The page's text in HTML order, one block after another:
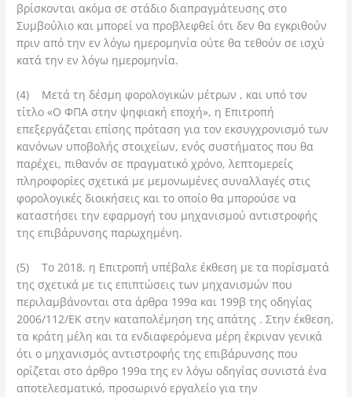
βρίσκονται ακόμα σε στάδιο διαπραγμάτευσης στο
Συμβούλιο και μπορεί να προβλεφθεί ότι δεν θα εγκριθούν
πριν από την εν λόγω ημερομηνία ούτε θα τεθούν σε ισχύ
κατά την εν λόγω ημερομηνία.
(4) Μετά τη δέσμη φορολογικών μέτρων , και υπό τον
τίτλο «Ο ΦΠΑ στην ψηφιακή εποχή», η Επιτροπή
επεξεργάζεται επίσης πρόταση για τον εκσυγχρονισμό των
κανόνων υποβολής στοιχείων, ενός συστήματος που θα
παρέχει, πιθανόν σε πραγματικό χρόνο, λεπτομερείς
πληροφορίες σχετικά με μεμονωμένες συναλλαγές στις
φορολογικές διοικήσεις και το οποίο θα μπορούσε να
καταστήσει την εφαρμογή του μηχανισμού αντιστροφής
της επιβάρυνσης παρωχημένη.
(5) Το 2018, η Επιτροπή υπέβαλε έκθεση με τα πορίσματά
της σχετικά με τις επιπτώσεις των μηχανισμών που
περιλαμβάνονται στα άρθρα 199α και 199β της οδηγίας
2006/112/ΕΚ στην καταπολέμηση της απάτης . Στην έκθεση,
τα κράτη μέλη και τα ενδιαφερόμενα μέρη έκριναν γενικά
ότι ο μηχανισμός αντιστροφής της επιβάρυνσης που
ορίζεται στο άρθρο 199α της εν λόγω οδηγίας συνιστά ένα
αποτελεσματικό, προσωρινό εργαλείο για την